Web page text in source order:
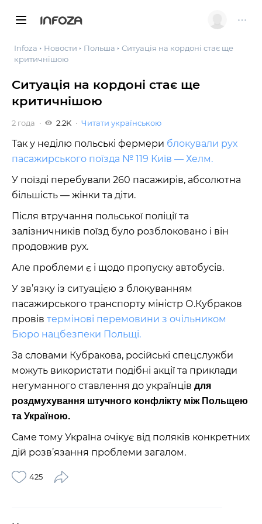
INFOZA
Infoza Новости Польша
Ситуація на кордоні стає ще
критичнішою
Ситуація на кордоні стає ще
критичнішою
2 года 2.2K Читати українською
Так у неділю польські фермери блокували рух
пасажирського поїзда № 119 Київ — Хелм.
У поїзді перебували 260 пасажирів, абсолютна
більшість — жінки та діти.
Після втручання польської поліції та
залізничників поїзд було розблоковано і він
продовжив рух.
Але проблеми є і щодо пропуску автобусів.
У зв’язку із ситуацією з блокуванням
пасажирського транспорту міністр О.Кубраков
провів термінові перемовини з очільником
Бюро нацбезпеки Польщі.
За словами Кубракова, російські спецслужби
можуть використати подібні акції та приклади
негуманного ставлення до українців для
роздмухування штучного конфлікту між Польщею
та Україною.
Саме тому Україна очікує від поляків конкретних
дій розв’язання проблеми загалом.
425